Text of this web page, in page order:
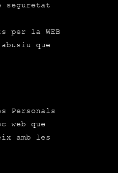
seguretat
per la WEB
que
Personals
web que
amb les